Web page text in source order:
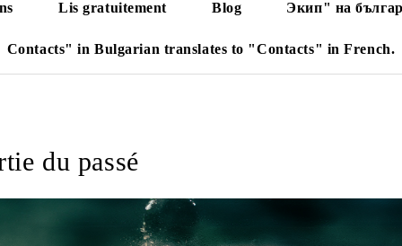
Lis gratuitement Blog Экип" на
Contacts" in Bulgarian translates to "Contacts" in French.
du passé